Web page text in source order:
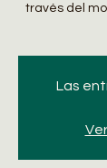
través del
Las